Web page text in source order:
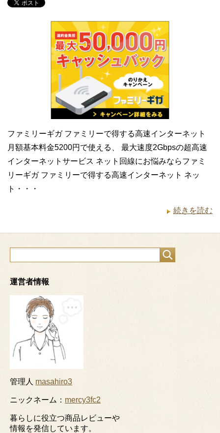
ファミリーギガ ファミリーで得する高速インターネット
月額基本料金5200円で使える、 最大速度2Gbpsの超高速
インターネットサービス ネット回線にお悩みならファミ
リーギガ ファミリーで得する高速インターネット ネッ
ト・・・
続きを読む
運営者情報
管理人 masahiro3
ニックネーム： mercy3fc2
暮らしに役立つ商品レビューや
情報を発信しています。